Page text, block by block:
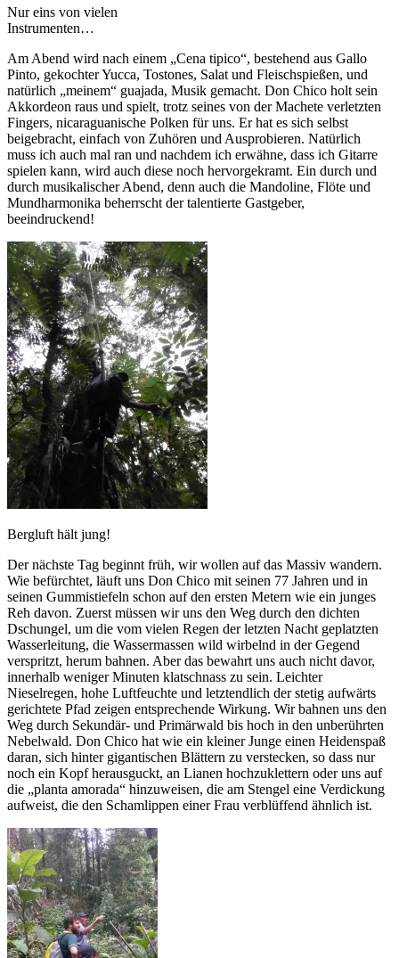
Nur eins von vielen
Instrumenten…
Am Abend wird nach einem „Cena tipico“, bestehend aus Gallo
Pinto, gekochter Yucca, Tostones, Salat und Fleischspießen, und
natürlich „meinem“ guajada, Musik gemacht. Don Chico holt sein
Akkordeon raus und spielt, trotz seines von der Machete verletzten
Fingers, nicaraguanische Polken für uns. Er hat es sich selbst
beigebracht, einfach von Zuhören und Ausprobieren. Natürlich
muss ich auch mal ran und nachdem ich erwähne, dass ich Gitarre
spielen kann, wird auch diese noch hervorgekramt. Ein durch und
durch musikalischer Abend, denn auch die Mandoline, Flöte und
Mundharmonika beherrscht der talentierte Gastgeber,
beeindruckend!
Bergluft hält jung!
Der nächste Tag beginnt früh, wir wollen auf das Massiv wandern.
Wie befürchtet, läuft uns Don Chico mit seinen 77 Jahren und in
seinen Gummistiefeln schon auf den ersten Metern wie ein junges
Reh davon. Zuerst müssen wir uns den Weg durch den dichten
Dschungel, um die vom vielen Regen der letzten Nacht geplatzten
Wasserleitung, die Wassermassen wild wirbelnd in der Gegend
verspritzt, herum bahnen. Aber das bewahrt uns auch nicht davor,
innerhalb weniger Minuten klatschnass zu sein. Leichter
Nieselregen, hohe Luftfeuchte und letztendlich der stetig aufwärts
gerichtete Pfad zeigen entsprechende Wirkung. Wir bahnen uns den
Weg durch Sekundär- und Primärwald bis hoch in den unberührten
Nebelwald. Don Chico hat wie ein kleiner Junge einen Heidenspaß
daran, sich hinter gigantischen Blättern zu verstecken, so dass nur
noch ein Kopf herausguckt, an Lianen hochzuklettern oder uns auf
die „planta amorada“ hinzuweisen, die am Stengel eine Verdickung
aufweist, die den Schamlippen einer Frau verblüffend ähnlich ist.